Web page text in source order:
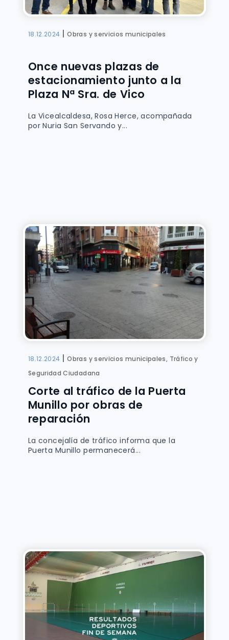
18.12.2024 |Obras y servicios municipales
Once nuevas plazas de
estacionamiento junto a la
Plaza Nª Sra. de Vico
La Vicealcaldesa, Rosa Herce, acompañada
por Nuria San Servando y...
18.12.2024 |Obras y servicios municipales, Tráfico y
Seguridad Ciudadana
Corte al tráfico de la Puerta
Munillo por obras de
reparación
La concejalía de tráfico informa que la
Puerta Munillo permanecerá...